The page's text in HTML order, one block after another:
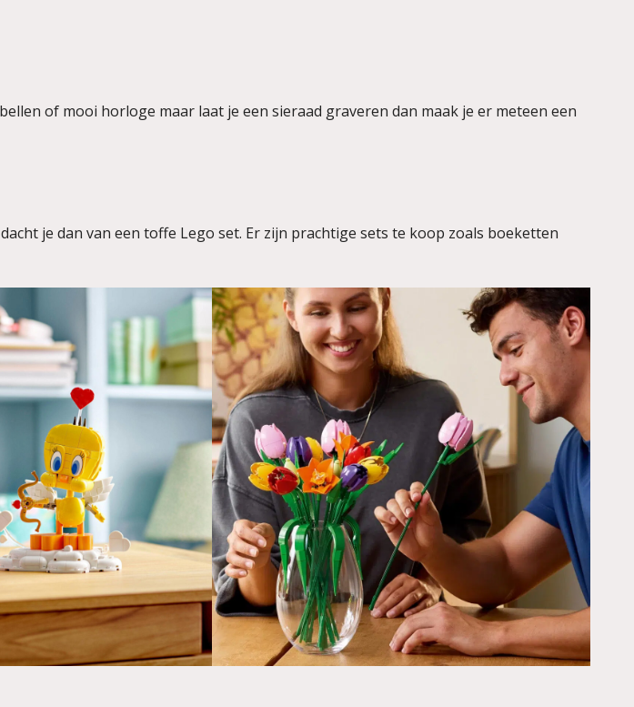
of mooi horloge maar laat je een sieraad graveren dan maak je er meteen een
je dan van een toffe Lego set. Er zijn prachtige sets te koop zoals boeketten